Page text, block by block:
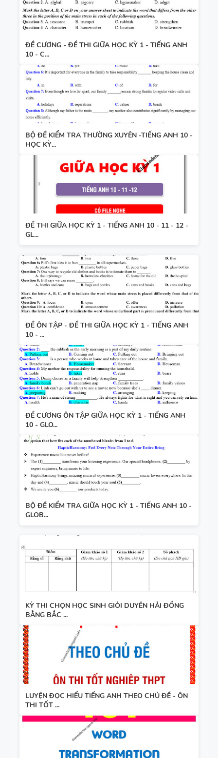
ĐỀ CƯƠNG - ĐỀ THI GIỮA HỌC KỲ 1 - TIẾNG ANH
10 - C...
BỘ ĐỀ KIỂM TRA THƯỜNG XUYÊN -TIẾNG ANH 10 -
HỌC KỲ...
ĐỀ THI GIỮA HỌC KỲ 1 - TIẾNG ANH 10 - 11 - 12 -
GL...
ĐỀ ÔN TẬP - ĐỀ THI GIỮA HỌC KỲ 1 - TIẾNG ANH
10 - ...
ĐỀ CƯƠNG ÔN TẬP GIỮA HỌC KỲ 1 - TIẾNG ANH
10 - GLO...
BỘ ĐỀ KIỂM TRA GIỮA HỌC KỲ 1 - TIẾNG ANH 10 -
GLOB...
KỲ THI CHỌN HỌC SINH GIỎI DUYÊN HẢI ĐỒNG
BẰNG BẮC ...
LUYỆN ĐỌC HIỂU TIẾNG ANH THEO CHỦ ĐỀ - ÔN
THI TỐT ...